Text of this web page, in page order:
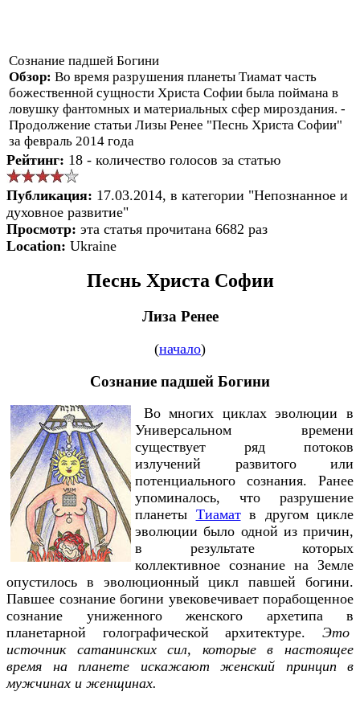
Сознание падшей Богини
Обзор: Во время разрушения планеты Тиамат часть
божественной сущности Христа Софии была поймана в
ловушку фантомных и материальных сфер мироздания. -
Продолжение статьи Лизы Ренее "Песнь Христа Софии"
за февраль 2014 года
Рейтинг: 18 - количество голосов за статью
Публикация: 17.03.2014, в категории "Непознанное и
духовное развитие"
Просмотр: эта статья прочитана 6682 раз
Location: Ukraine
Песнь Христа Софии
Лиза Ренее
(начало)
Сознание падшей Богини
Во многих циклах эволюции в
Универсальном времени
существует ряд потоков
излучений развитого или
потенциального сознания. Ранее
упоминалось, что разрушение
планеты Тиаматв другом цикле
эволюции было одной из причин,
в результате которых
коллективное сознание на Земле
опустилось в эволюционный цикл павшей богини.
Павшее сознание богини увековечивает порабощенное
сознание униженного женского архетипа в
планетарной голографической архитектуре. Это
источник сатанинских сил, которые в настоящее
время на планете искажают женский принцип в
мужчинах и женщинах.